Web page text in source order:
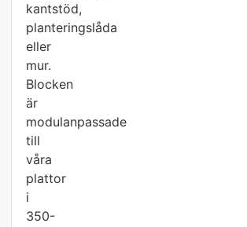
kantstöd,
planteringslåda
eller
mur.
Blocken
är
modulanpassade
till
våra
plattor
i
350-